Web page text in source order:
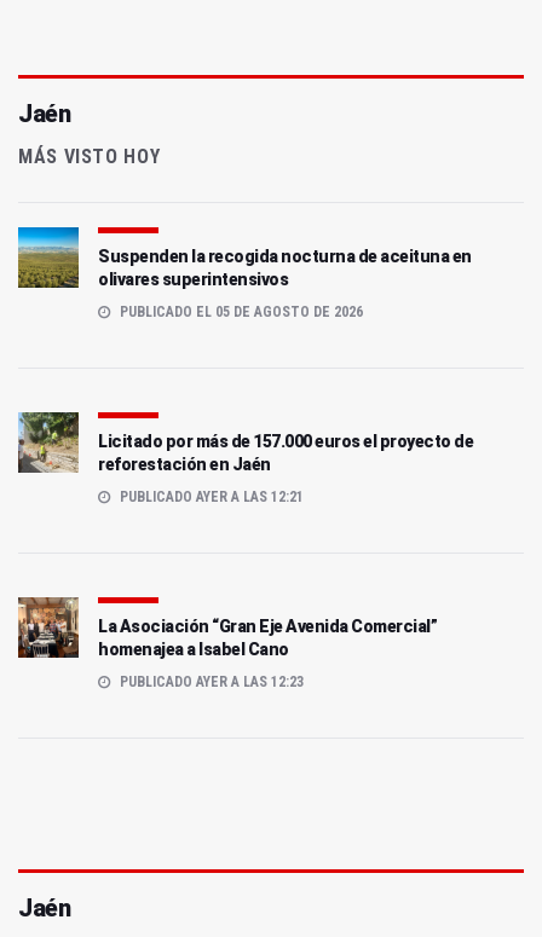
Jaén
MÁS VISTO HOY
Suspenden la recogida nocturna de aceituna en
olivares superintensivos
PUBLICADO EL 05 DE AGOSTO DE 2026
Licitado por más de 157.000 euros el proyecto de
reforestación en Jaén
PUBLICADO AYER A LAS 12:21
La Asociación “Gran Eje Avenida Comercial”
homenajea a Isabel Cano
PUBLICADO AYER A LAS 12:23
Jaén